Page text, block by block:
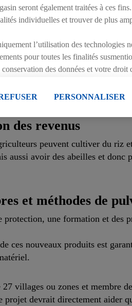
chaîne. Outre le prix de
cette prime
communauté locale de
des revenus
peuvent cultiver du riz
aussi avoir des abeilles et
et méthodes de
une formation et des
ces nouveaux produits est
villages ou zones et membre
devrait directement aider
seront également traitées à ces fins.
individuelles et trouver de plus
l’utilisation des technologies
pour toutes les finalités
des données et votre droit
PERSONNALISER